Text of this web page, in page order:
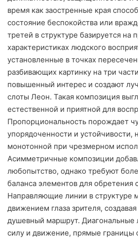
время как заостренные края
состояние беспокойства или
третей в структуре базируется на
характеристиках людского
установленные в точках
разбивающих картинку на три
повышенный интерес и создают
слоты Леон. Такая композиция
естественной и приятной для
Пропорциональность порождает
упорядоченности и устойчивости,
монотонной при чрезмерном
Асимметричные композиции
любопытство, однако требуют
баланса элементов для обретения
Направляющие линии в структуре
движением глаза зрителя,
душевный маршрут. Диагональные
силу и движение, прямые границы